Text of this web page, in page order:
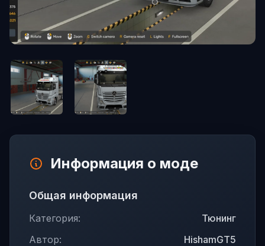
Информация о моде
Общая информация
Категория:
Тюнинг
Автор:
HishamGT5